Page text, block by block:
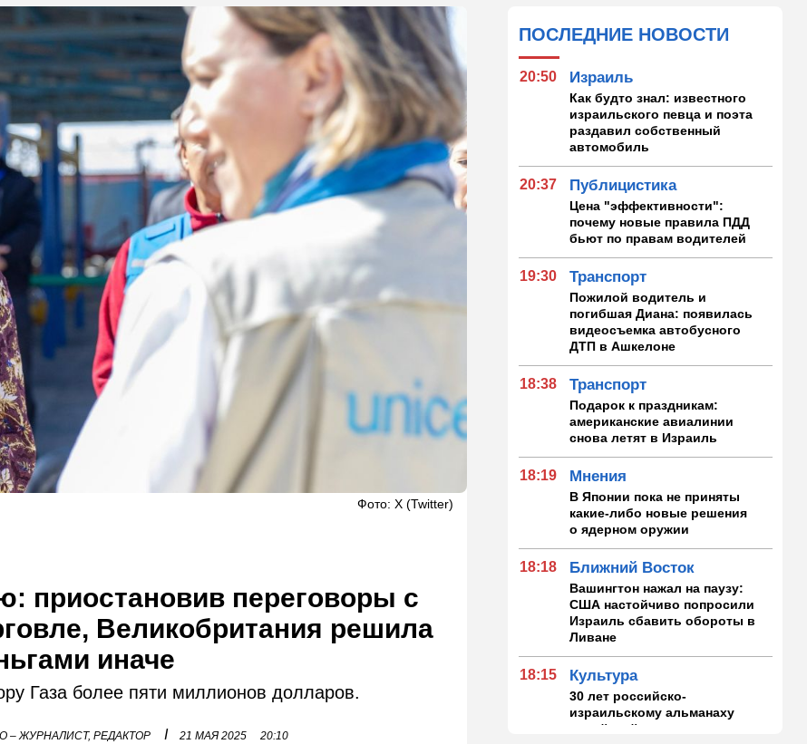
Фото: X (Twitter)
приостановив переговоры с
Великобритания решила
иначе
Газа более пяти миллионов долларов.
– ЖУРНАЛИСТ, РЕДАКТОР I 21 МАЯ 2025 20:10
ПОСЛЕДНИЕ НОВОСТИ
20:50 Израиль
Как будто знал: известного
израильского певца и поэта
раздавил собственный
автомобиль
20:37 Публицистика
Цена "эффективности":
почему новые правила ПДД
бьют по правам водителей
19:30 Транспорт
Пожилой водитель и
погибшая Диана: появилась
видеосъемка автобусного
ДТП в Ашкелоне
18:38 Транспорт
Подарок к праздникам:
американские авиалинии
снова летят в Израиль
18:19 Мнения
В Японии пока не приняты
какие-либо новые решения
о ядерном оружии
18:18 Ближний Восток
Вашингтон нажал на паузу:
США настойчиво попросили
Израиль сбавить обороты в
Ливане
18:15 Культура
30 лет российско-
израильскому альманаху
еврейской культуры